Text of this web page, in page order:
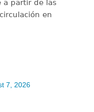
a partir de las
en
7, 2026